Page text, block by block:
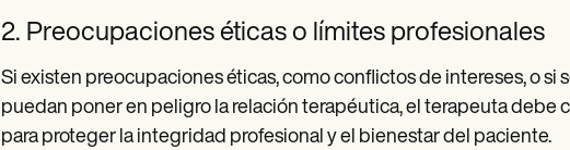
2. Preocupaciones éticas o límites profesionales
Si existen preocupaciones éticas, como conflictos de intereses, o si
puedan poner en peligro la relación terapéutica, el terapeuta debe
para proteger la integridad profesional y el bienestar del paciente.